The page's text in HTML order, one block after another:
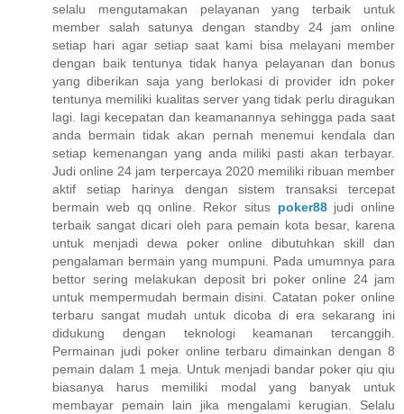
selalu mengutamakan pelayanan yang terbaik untuk
member salah satunya dengan standby 24 jam online
setiap hari agar setiap saat kami bisa melayani member
dengan baik tentunya tidak hanya pelayanan dan bonus
yang diberikan saja yang berlokasi di provider idn poker
tentunya memiliki kualitas server yang tidak perlu diragukan
lagi. lagi kecepatan dan keamanannya sehingga pada saat
anda bermain tidak akan pernah menemui kendala dan
setiap kemenangan yang anda miliki pasti akan terbayar.
Judi online 24 jam terpercaya 2020 memiliki ribuan member
aktif setiap harinya dengan sistem transaksi tercepat
bermain web qq online. Rekor situs poker88judi online
terbaik sangat dicari oleh para pemain kota besar, karena
untuk menjadi dewa poker online dibutuhkan skill dan
pengalaman bermain yang mumpuni. Pada umumnya para
bettor sering melakukan deposit bri poker online 24 jam
untuk mempermudah bermain disini. Catatan poker online
terbaru sangat mudah untuk dicoba di era sekarang ini
didukung dengan teknologi keamanan tercanggih.
Permainan judi poker online terbaru dimainkan dengan 8
pemain dalam 1 meja. Untuk menjadi bandar poker qiu qiu
biasanya harus memiliki modal yang banyak untuk
membayar pemain lain jika mengalami kerugian. Selalu